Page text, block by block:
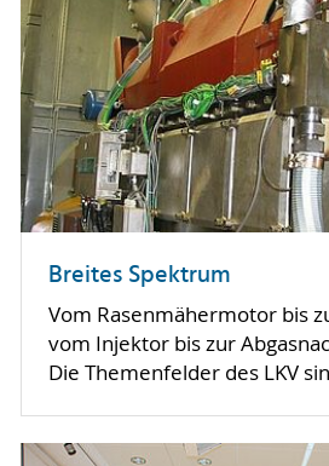
Breites Spektrum
Vom Rasenmähermotor bis
vom Injektor bis zur
Die Themenfelder des LKV